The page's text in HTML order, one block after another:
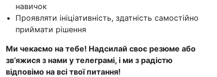
навичок
Проявляти ініціативність, здатність самостійно
приймати рішення
Ми чекаємо на тебе! Надсилай своє резюме або
зв’яжися з нами у телеграмі, і ми з радістю
відповімо на всі твої питання!